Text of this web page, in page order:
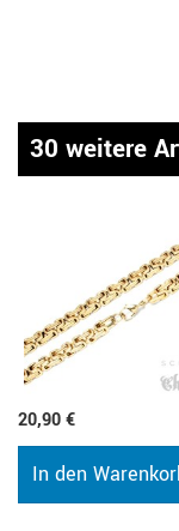
30 weitere
20,90 €
In den